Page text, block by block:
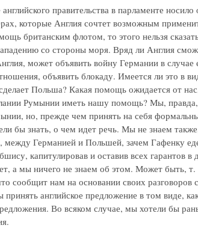
английского правительства в парламенте
которые Англия сочтет возможным
британским флотом, то этого нельзя
со стороны моря. Вряд ли Англия
может объявить войну Германии в
объявить блокаду. Имеется ли это в
Польша? Какая помощь ожидается от
Румынии иметь нашу помощь? Мы, правда,
но, прежде чем принять на себя
бы знать, о чем идет речь. Мы не знаем
Германией и Польшей, зачем Гафенку
капитулировав и оставив всех гарантов
а мы ничего не знаем об этом. Может быть,
сообщит нам на основании своих разговоров
английское предложение в том виде,
Во всяком случае, мы хотели бы